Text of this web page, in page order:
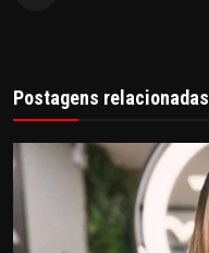
Postagens relacionadas